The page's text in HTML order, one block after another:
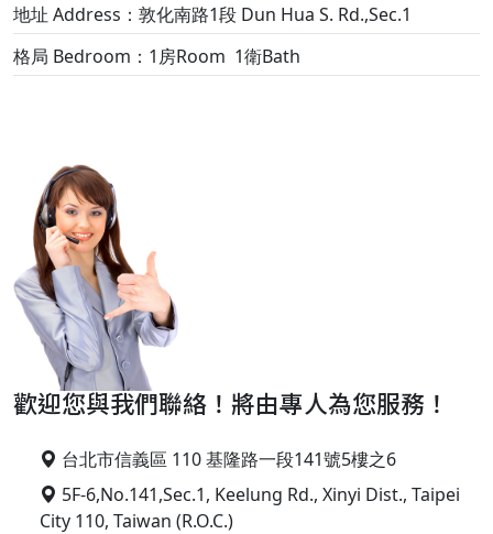
地址 Address：敦化南路1段 Dun Hua S. Rd.,Sec.1
格局 Bedroom：1房Room 1衛Bath
歡迎您與我們聯絡！將由專人為您服務！
台北市信義區 110 基隆路一段141號5樓之6
5F-6,No.141,Sec.1, Keelung Rd., Xinyi Dist., Taipei
City 110, Taiwan (R.O.C.)